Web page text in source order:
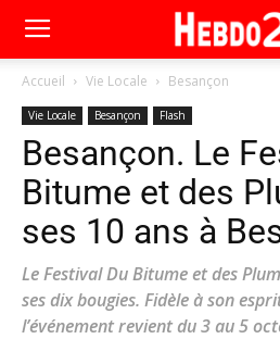
Accueil Vie Locale Besançon
Vie Locale Besançon Flash
Besançon. Le
Bitume et des
ses 10 ans à
Le Festival Du Bitume et des
ses dix bougies. Fidèle à son
l’événement revient du 3 au 5